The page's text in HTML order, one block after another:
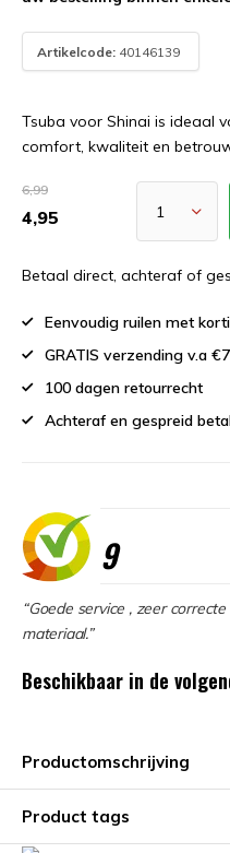
Artikelcode: 40146139
Tsuba voor Shinai is ideaal
comfort, kwaliteit en
6,99
4,95
Betaal direct, achteraf of
Eenvoudig ruilen met
GRATIS verzending v.a
100 dagen retourrecht
Achteraf en gespreid
9
“Goede service , zeer
materiaal.”
Beschikbaar in de
Productomschrijving
Product tags